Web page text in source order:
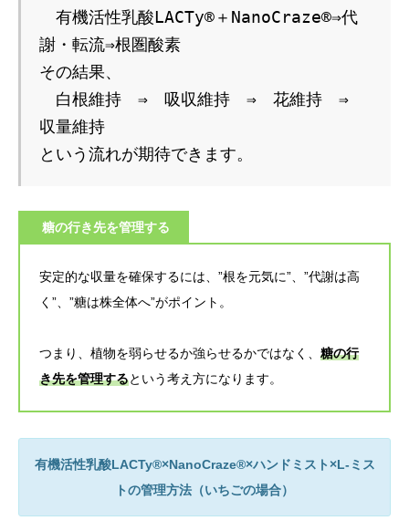
有機活性乳酸LACTy®＋NanoCraze®⇒代
謝・転流⇒根圏酸素
その結果、
白根維持　⇒　吸収維持　⇒　花維持　⇒
収量維持
という流れが期待できます。
糖の行き先を管理する
安定的な収量を確保するには、”根を元気に”、”代謝は高
く”、”糖は株全体へ”がポイント。
つまり、植物を弱らせるか強らせるかではなく、 糖の行
き先を管理するという考え方になります。
有機活性乳酸LACTy®×NanoCraze®×ハンドミスト×L-ミス
トの管理方法（いちごの場合）